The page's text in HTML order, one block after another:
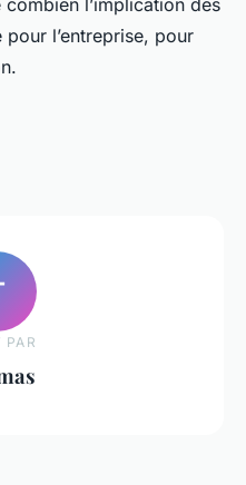
combien l’implication des
l’entreprise, pour
PAR